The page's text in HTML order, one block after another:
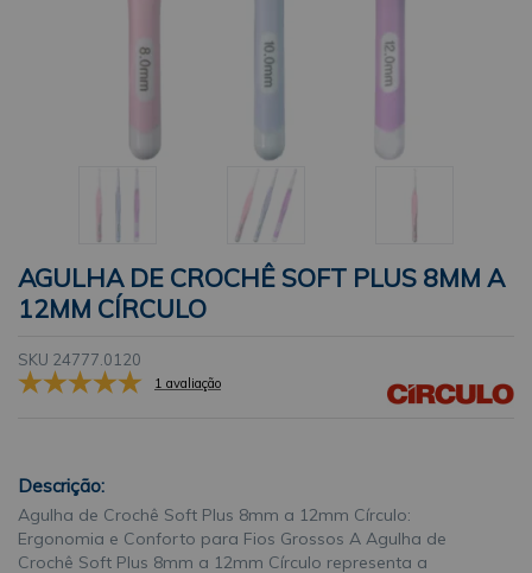
AGULHA DE CROCHÊ SOFT PLUS 8MM A
12MM CÍRCULO
SKU 24777.0120
1 avaliação
Descrição:
Agulha de Crochê Soft Plus 8mm a 12mm Círculo:
Ergonomia e Conforto para Fios Grossos A Agulha de
Crochê Soft Plus 8mm a 12mm Círculo representa a